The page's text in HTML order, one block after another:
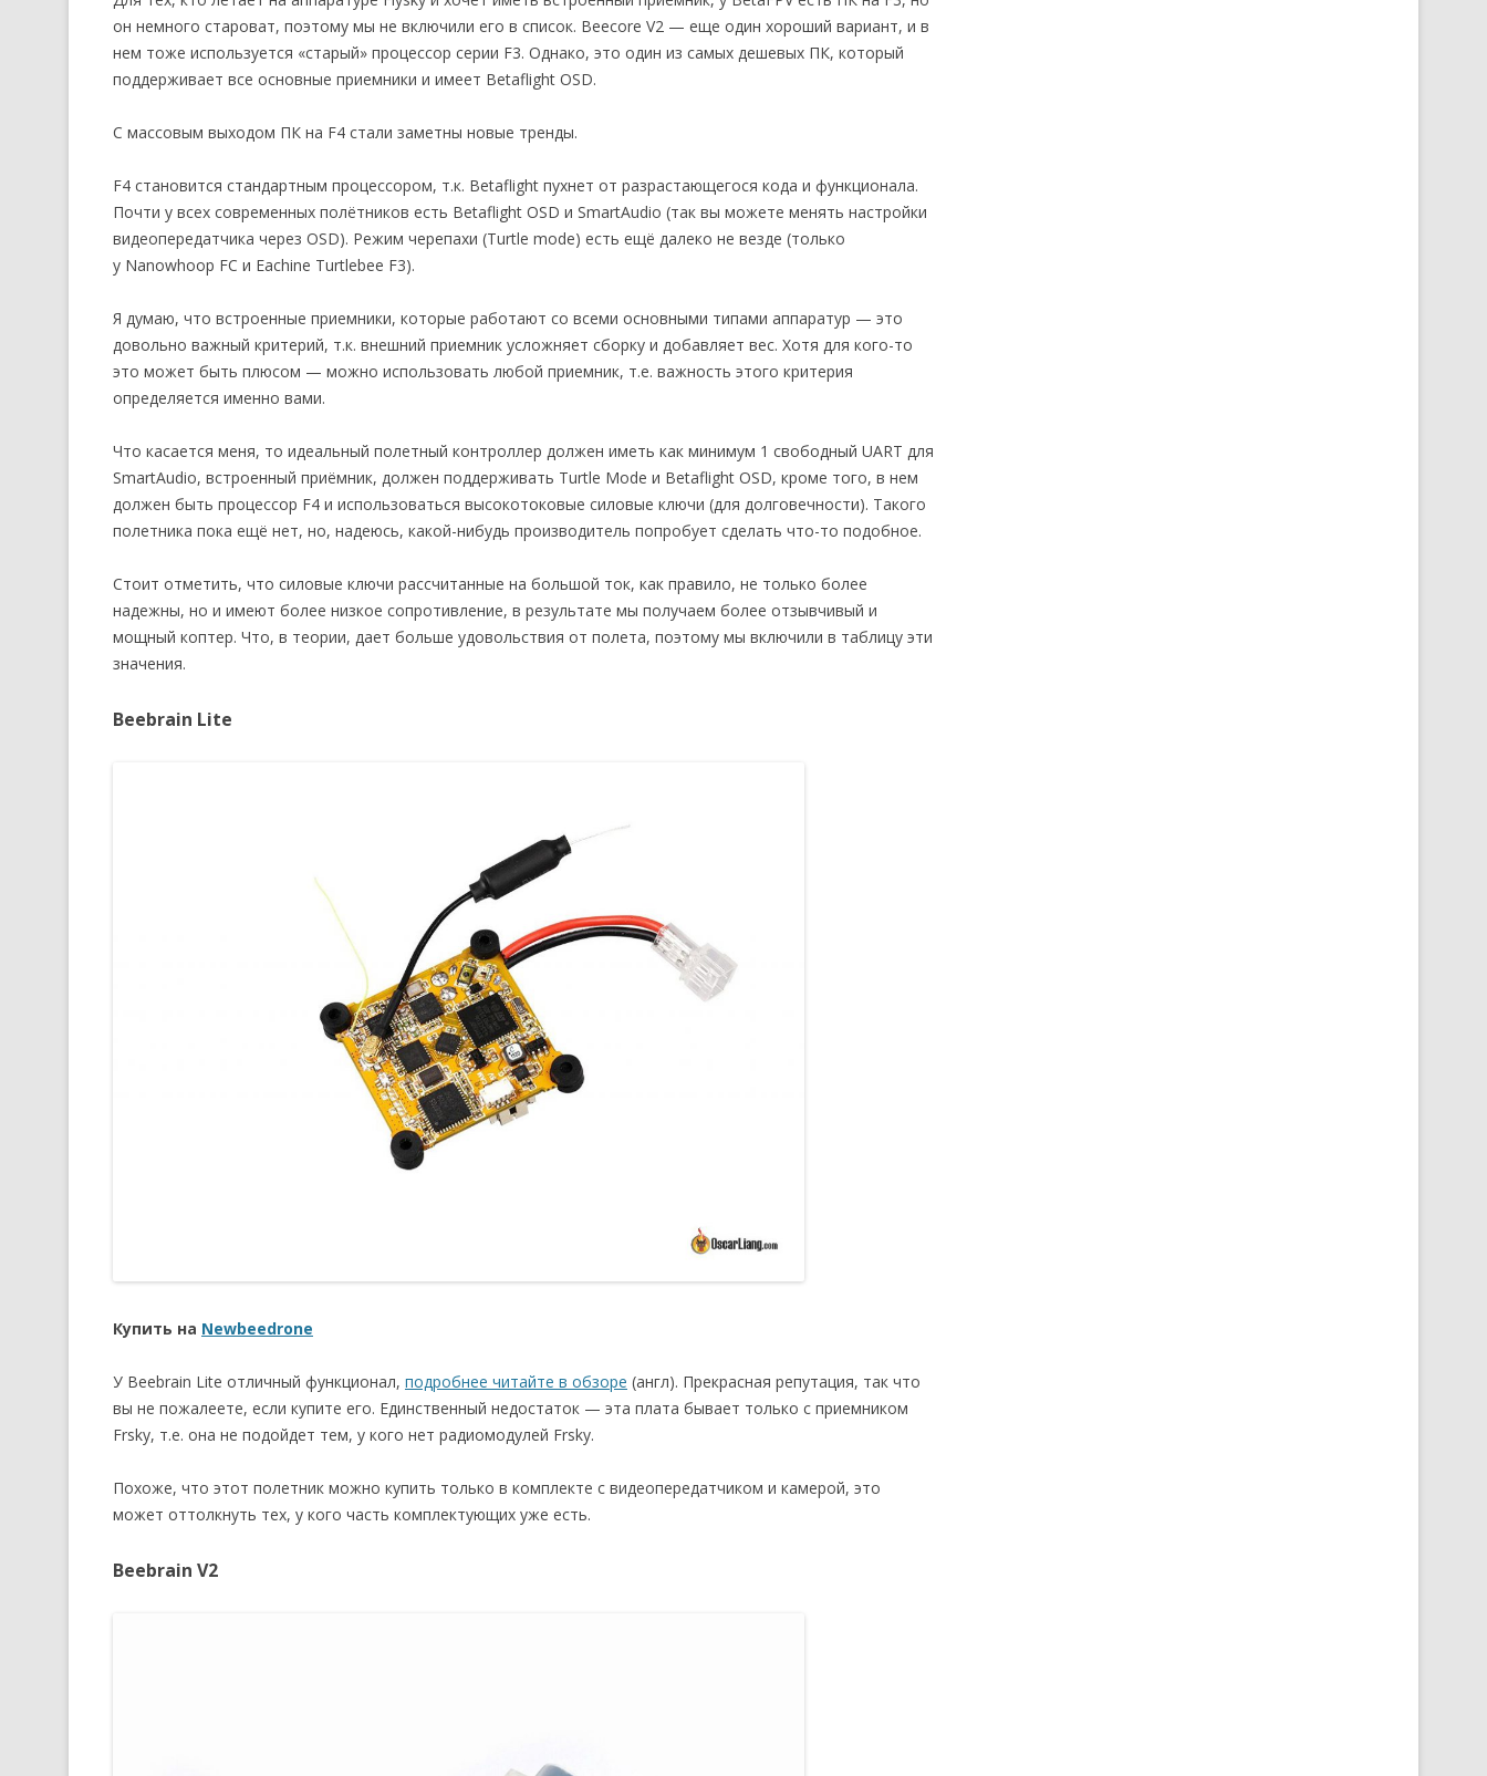
он немного староват, поэтому мы не включили его в список. Beecore V2 — еще один хороший вариант, и в
нем тоже используется «старый» процессор серии F3. Однако, это один из самых дешевых ПК, который
поддерживает все основные приемники и имеет Betaflight OSD.
С массовым выходом ПК на F4 стали заметны новые тренды.
F4 становится стандартным процессором, т.к. Betaflight пухнет от разрастающегося кода и функционала.
Почти у всех современных полётников есть Betaflight OSD и SmartAudio (так вы можете менять настройки
видеопередатчика через OSD). Режим черепахи (Turtle mode) есть ещё далеко не везде (только
у Nanowhoop FC и Eachine Turtlebee F3).
Я думаю, что встроенные приемники, которые работают со всеми основными типами аппаратур — это
довольно важный критерий, т.к. внешний приемник усложняет сборку и добавляет вес. Хотя для кого-то
это может быть плюсом — можно использовать любой приемник, т.е. важность этого критерия
определяется именно вами.
Что касается меня, то идеальный полетный контроллер должен иметь как минимум 1 свободный UART для
SmartAudio, встроенный приёмник, должен поддерживать Turtle Mode и Betaflight OSD, кроме того, в нем
должен быть процессор F4 и использоваться высокотоковые силовые ключи (для долговечности). Такого
полетника пока ещё нет, но, надеюсь, какой-нибудь производитель попробует сделать что-то подобное.
Стоит отметить, что силовые ключи рассчитанные на большой ток, как правило, не только более
надежны, но и имеют более низкое сопротивление, в результате мы получаем более отзывчивый и
мощный коптер. Что, в теории, дает больше удовольствия от полета, поэтому мы включили в таблицу эти
значения.
Beebrain Lite
Купить на Newbeedrone
У Beebrain Lite отличный функционал, подробнее читайте в обзоре (англ). Прекрасная репутация, так что
вы не пожалеете, если купите его. Единственный недостаток — эта плата бывает только с приемником
Frsky, т.е. она не подойдет тем, у кого нет радиомодулей Frsky.
Похоже, что этот полетник можно купить только в комплекте с видеопередатчиком и камерой, это
может оттолкнуть тех, у кого часть комплектующих уже есть.
Beebrain V2